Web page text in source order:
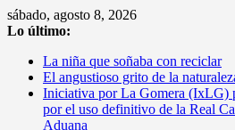
Saltar
al
sábado, agosto 8, 2026
Lo último:
La niña que soñaba con reciclar
El angustioso grito de la
Iniciativa por La Gomera (IxLG)
por el uso definitivo de la Real
Aduana